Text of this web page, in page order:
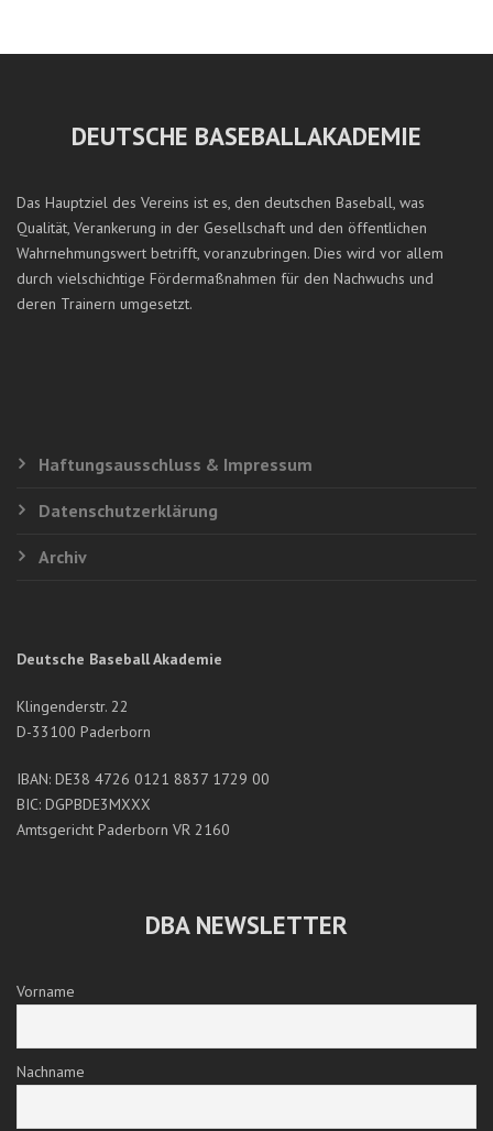
DEUTSCHE BASEBALLAKADEMIE
Das Hauptziel des Vereins ist es, den deutschen Baseball, was
Qualität, Verankerung in der Gesellschaft und den öffentlichen
Wahrnehmungswert betrifft, voranzubringen. Dies wird vor allem
durch vielschichtige Fördermaßnahmen für den Nachwuchs und
deren Trainern umgesetzt.
Haftungsausschluss & Impressum
Datenschutzerklärung
Archiv
Deutsche Baseball Akademie
Klingenderstr. 22
D-33100 Paderborn
IBAN: DE38 4726 0121 8837 1729 00
BIC: DGPBDE3MXXX
Amtsgericht Paderborn VR 2160
DBA NEWSLETTER
Vorname
Nachname